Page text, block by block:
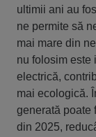
ultimii ani au
ne permite să
mai mare din
nu folosim este
electrică,
mai ecologică.
generată poate
din 2025,